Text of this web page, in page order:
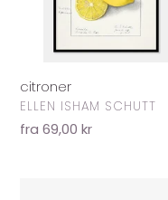
citroner
FORHANDLER
ELLEN ISHAM SCHUTT
Normalpris
fra 69,00 kr